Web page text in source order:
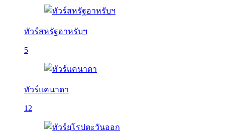
ทัวร์สหรัฐอาหรับฯ
5
ทัวร์แคนาดา
12